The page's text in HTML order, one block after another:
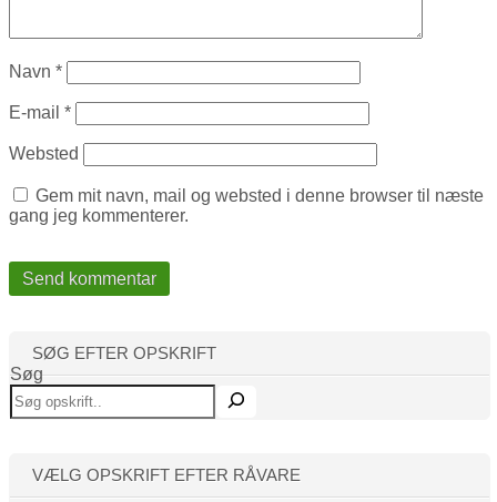
Navn *
E-mail *
Websted
Gem mit navn, mail og websted i denne browser til næste
gang jeg kommenterer.
SØG EFTER OPSKRIFT
Søg
VÆLG OPSKRIFT EFTER RÅVARE